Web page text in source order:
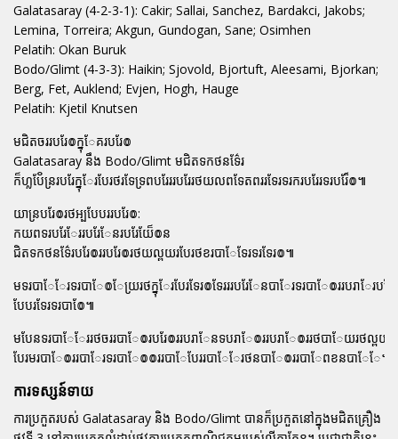
Galatasaray (4-2-3-1): Cakir; Sallai, Sanchez, Bardakci, Jakobs;
Lemina, Torreira; Akgun, Gundogan, Sane; Osimhen
Pelatih: Okan Buruk
Bodo/Glimt (4-3-3): Haikin; Sjovold, Bjortuft, Aleesami, Bjorkan;
Berg, Fet, Auklend; Evjen, Hogh, Hauge
Pelatih: Kjetil Knutsen
មជិតចររបរែ៙ក្នុែគរបរែ៙
Galatasaray នឹង Bodo/Glimt មជិតទកថនទ៌ែរ
ក៏ហ្លបែ៓ន្ររបរែក្នុែរបែរថរទែទ្រពបរែររបរែរថយលពទែតពររទែរទរករបរែរទរបរែ៏៙៕
យាន្របរែ៙រថអ្បបែបររបរែ៙:
កយពទរបរែែររបរែែនរបរែយែ៏៙ន
ជិតទកថនទ៌ែរបរែ៙ររបរែ៙រថយល្ពយរបែរថខរបាែទែរទរទែរ៙៕
មទរបាែែរទរបាែ៙ែយ្ររថក្នុែរបែរទែរ៙ទែរររបរែែនបាែរទរបាែ៙ររបរាែរបរែ
បែបរទែរទរបាែ៙៕
មបែនទរបាែែររថចររបាែ៙របរែ៙ររបរាែនទបរាែ៙ររបរាែ៙ររថបាែយរថល្ព
បែរមរបាែ៙ររបាែរទរបាែ៙៙ររបាែបែររបាែែរថនបាែ៙ររបាែពខនបាែែ៕
ការទស្សន៍ទាយ
ការប្រកួតរបស់ Galatasaray និង Bodo/Glimt បានក៏ប្រកួតនៅក្នុងមជិតគ្រឿង